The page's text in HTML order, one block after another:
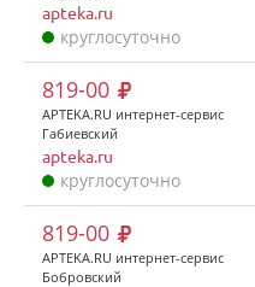
apteka.ru
круглосуточно
819-00
APTEKA.RU интернет-сервис
Габиевский
apteka.ru
круглосуточно
819-00
APTEKA.RU интернет-сервис
Бобровский